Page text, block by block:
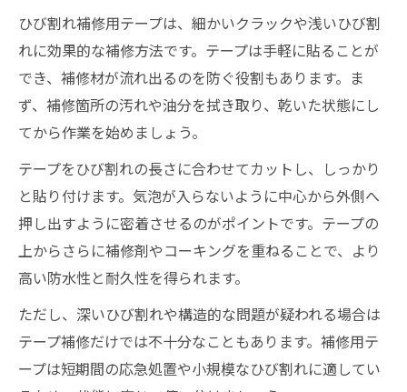
ひび割れ補修用テープは、細かいクラックや浅いひび割
れに効果的な補修方法です。テープは手軽に貼ることが
でき、補修材が流れ出るのを防ぐ役割もあります。ま
ず、補修箇所の汚れや油分を拭き取り、乾いた状態にし
てから作業を始めましょう。
テープをひび割れの長さに合わせてカットし、しっかり
と貼り付けます。気泡が入らないように中心から外側へ
押し出すように密着させるのがポイントです。テープの
上からさらに補修剤やコーキングを重ねることで、より
高い防水性と耐久性を得られます。
ただし、深いひび割れや構造的な問題が疑われる場合は
テープ補修だけでは不十分なこともあります。補修用テ
ープは短期間の応急処置や小規模なひび割れに適してい